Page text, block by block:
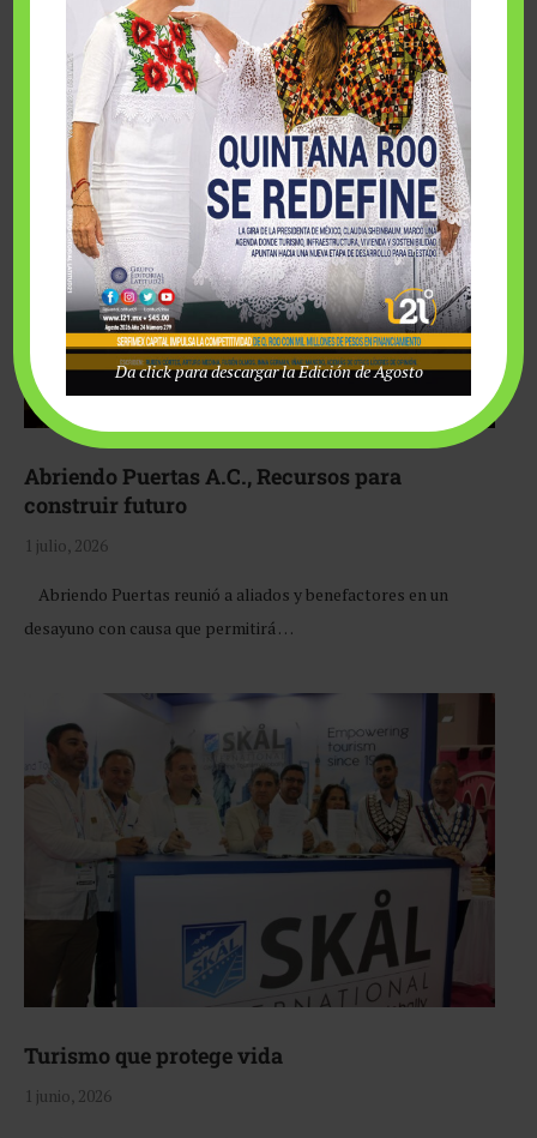
Fairmont Mayakoba y Make-A-Wish México unieron
esfuerzos para hacer realidad el deseo de una …
Abriendo Puertas A.C., Recursos para
construir futuro
1 julio, 2026
Abriendo Puertas reunió a aliados y benefactores en un
desayuno con causa que permitirá …
Turismo que protege vida
1 junio, 2026
Da click para descargar la Edición de Agosto